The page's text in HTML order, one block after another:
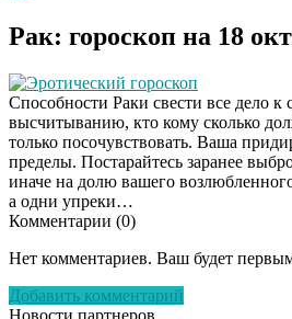
Рак: гороскоп на 18
Эротический гороскоп
Способности Раки свести все дело к
высчитыванию, кто кому сколько
только посочувствовать. Ваша
пределы. Постарайтесь заранее
иначе на долю вашего
а одни упреки…
Комментарии (0)
Нет комментариев. Ваш будет
Добавить комментарий
Новости партнеров
Этот танец невесты
Пересмотрела 10 раз